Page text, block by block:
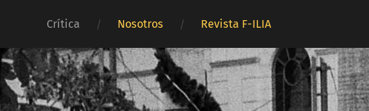
Crítica Nosotros Revista F-ILIA